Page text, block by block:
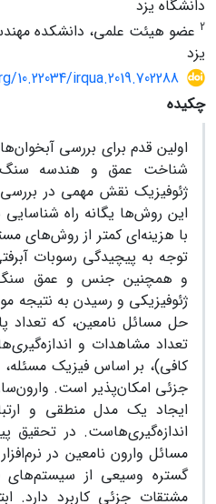
دانشگاه یزد
2 عضو هیئت علمی، دانشکده
یزد
irqua.2019.702288
چکیده
اولین قدم برای بررسی
شناخت عمق و هندسه
ژئوفیزیک نقش مهمی در بررسی
این روش‌ها یگانه راه
با هزینه‌ای کمتر از روش‌های
توجه به پیچیدگی رسوبات
و همچنین جنس و عمق
ژئوفیزیکی و رسیدن به نتیجه
حل مسائل نامعین، که تعداد
تعداد مشاهدات و
کافی)، بر اساس فیزیک
جزئی امکان‌پذیر است.
ایجاد یک مدل منطقی و
اندازه‌گیری‌هاست. در
مسائل وارون نامعین در
گستره وسیعی از سیستم‌های
مشتقات جزئی کاربرد دارد.